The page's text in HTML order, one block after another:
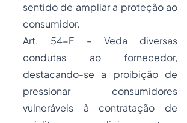
sentido de ampliar a proteção ao
consumidor.
Art. 54-F – Veda diversas
condutas ao fornecedor,
destacando-se a proibição de
pressionar consumidores
vulneráveis à contratação de